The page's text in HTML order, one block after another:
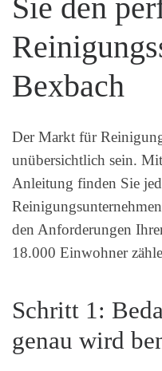
Sie den
Bexbach
Der Markt für
unübersichtlich sein.
Anleitung finden Sie
den Anforderungen
18.000 Einwohner
Schritt 1:
genau wird